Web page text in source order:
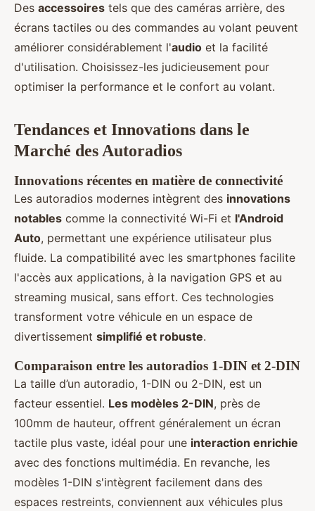
Des accessoires tels que des caméras arrière, des
écrans tactiles ou des commandes au volant peuvent
améliorer considérablement l'audio et la facilité
d'utilisation. Choisissez-les judicieusement pour
optimiser la performance et le confort au volant.
Tendances et Innovations dans le
Marché des Autoradios
Innovations récentes en matière de connectivité
Les autoradios modernes intègrent des innovations
notables comme la connectivité Wi-Fi et l'Android
Auto, permettant une expérience utilisateur plus
fluide. La compatibilité avec les smartphones facilite
l'accès aux applications, à la navigation GPS et au
streaming musical, sans effort. Ces technologies
transforment votre véhicule en un espace de
divertissement simplifié et robuste.
Comparaison entre les autoradios 1-DIN et 2-DIN
La taille d’un autoradio, 1-DIN ou 2-DIN, est un
facteur essentiel. Les modèles 2-DIN, près de
100mm de hauteur, offrent généralement un écran
tactile plus vaste, idéal pour une interaction enrichie
avec des fonctions multimédia. En revanche, les
modèles 1-DIN s'intègrent facilement dans des
espaces restreints, conviennent aux véhicules plus